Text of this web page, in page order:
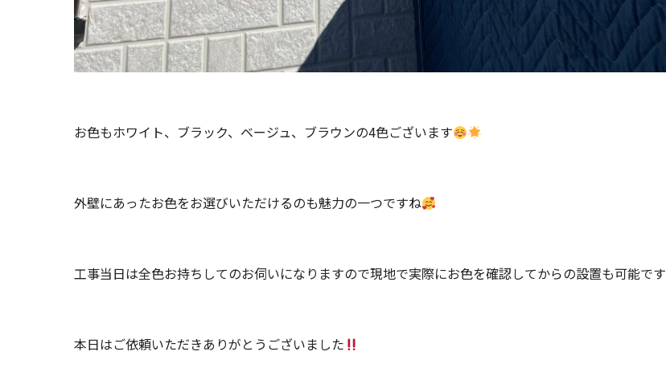
お色もホワイト、ブラック、ベージュ、ブラウンの4色ございます
外壁にあったお色をお選びいただけるのも魅力の一つですね
工事当日は全色お持ちしてのお伺いになりますので現地で実際にお色を確認してからの設置も可能です
本日はご依頼いただきありがとうございました